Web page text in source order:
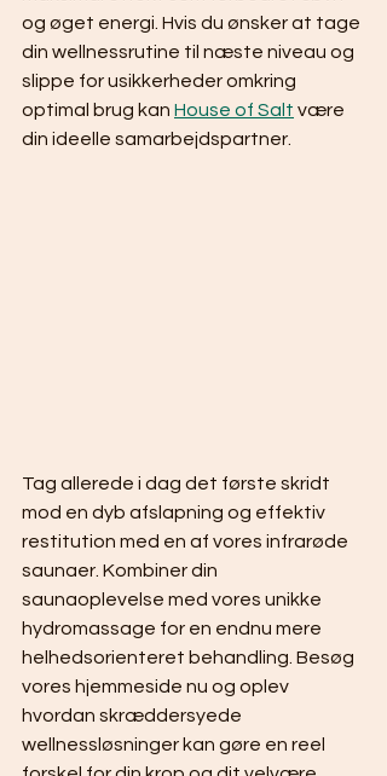
og øget energi. Hvis du ønsker at tage
din wellnessrutine til næste niveau og
slippe for usikkerheder omkring
optimal brug kan House of Salt være
din ideelle samarbejdspartner.
Tag allerede i dag det første skridt
mod en dyb afslapning og effektiv
restitution med en af vores infrarøde
saunaer. Kombiner din
saunaoplevelse med vores unikke
hydromassage for en endnu mere
helhedsorienteret behandling. Besøg
vores hjemmeside nu og oplev
hvordan skræddersyede
wellnessløsninger kan gøre en reel